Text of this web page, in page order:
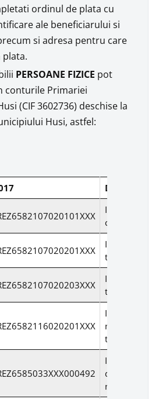
ordinul de plata cu
ale beneficiarului si
si adresa pentru care
plata.
PERSOANE FIZICE pot
conturile Primariei
(CIF 3602736) deschise la
Husi, astfel:
Denumire
Impozit/taxa
cladiri
Impozit/taxa
teren intravilan
Impozit/taxa
teren
Impozit
mijlloace de
transport
Impozit
de transport
marfa > 12to